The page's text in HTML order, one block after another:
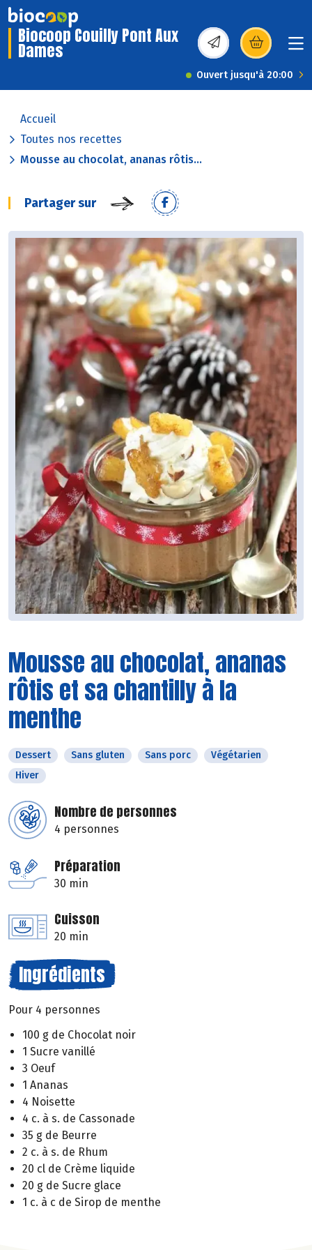
Biocoop Couilly Pont Aux
Dames (s’ouvre dans une
Ouvert jusqu'à 20:00
Accueil
Toutes nos recettes
Mousse au chocolat, ananas rôtis...
Partager sur
Mousse au chocolat, ananas
rôtis et sa chantilly à la
menthe
Dessert Sans gluten Sans porc
Végétarien
Hiver
Nombre de personnes
4 personnes
Préparation
30 min
Cuisson
20 min
Ingrédients
Pour 4 personnes
100 g de Chocolat noir
1 Sucre vanillé
3 Oeuf
1 Ananas
4 Noisette
4 c. à s. de Cassonade
35 g de Beurre
2 c. à s. de Rhum
20 cl de Crème liquide
20 g de Sucre glace
1 c. à c de Sirop de menthe